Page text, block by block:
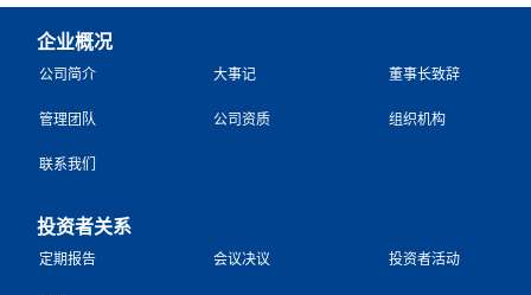
企业概况
公司简介 大事记 董事长致辞
管理团队 公司资质 组织机构
联系我们
投资者关系
定期报告 会议决议 投资者活动